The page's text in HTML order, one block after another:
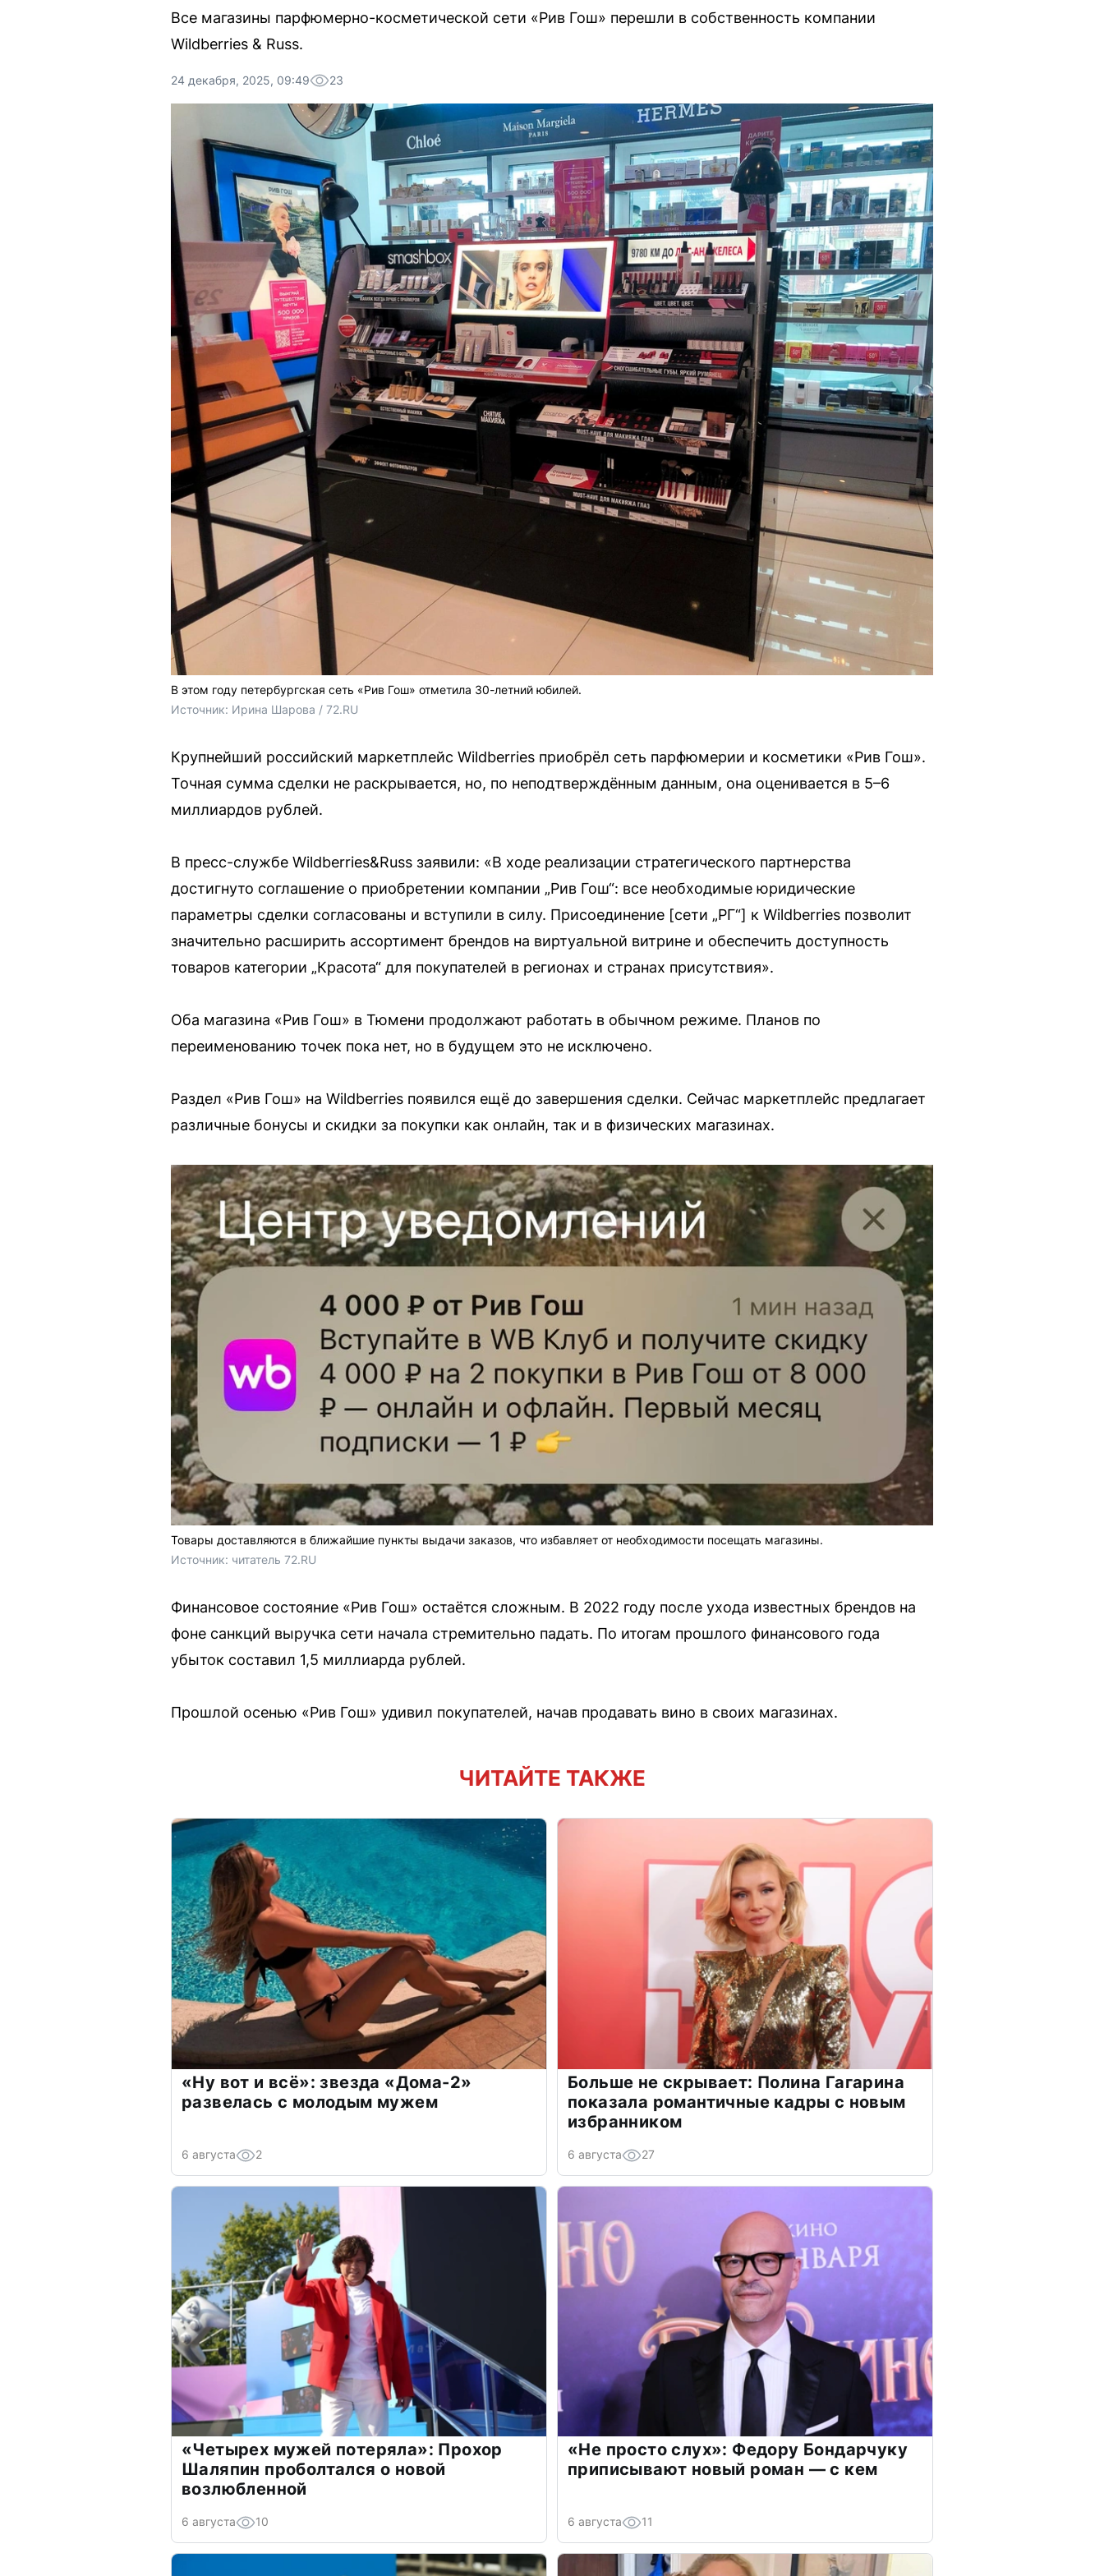
Все магазины парфюмерно-косметической сети «Рив Гош» перешли в собственность компании
Wildberries & Russ.
24 декабря, 2025, 09:49 23
В этом году петербургская сеть «Рив Гош» отметила 30-летний юбилей.
Источник: Ирина Шарова / 72.RU
Крупнейший российский маркетплейс Wildberries приобрёл сеть парфюмерии и косметики «Рив Гош».
Точная сумма сделки не раскрывается, но, по неподтверждённым данным, она оценивается в 5–6
миллиардов рублей.
В пресс-службе Wildberries&Russ заявили: «В ходе реализации стратегического партнерства
достигнуто соглашение о приобретении компании „Рив Гош“: все необходимые юридические
параметры сделки согласованы и вступили в силу. Присоединение [сети „РГ“] к Wildberries позволит
значительно расширить ассортимент брендов на виртуальной витрине и обеспечить доступность
товаров категории „Красота“ для покупателей в регионах и странах присутствия».
Оба магазина «Рив Гош» в Тюмени продолжают работать в обычном режиме. Планов по
переименованию точек пока нет, но в будущем это не исключено.
Раздел «Рив Гош» на Wildberries появился ещё до завершения сделки. Сейчас маркетплейс предлагает
различные бонусы и скидки за покупки как онлайн, так и в физических магазинах.
Товары доставляются в ближайшие пункты выдачи заказов, что избавляет от необходимости посещать магазины.
Источник: читатель 72.RU
Финансовое состояние «Рив Гош» остаётся сложным. В 2022 году после ухода известных брендов на
фоне санкций выручка сети начала стремительно падать. По итогам прошлого финансового года
убыток составил 1,5 миллиарда рублей.
Прошлой осенью «Рив Гош» удивил покупателей, начав продавать вино в своих магазинах.
ЧИТАЙТЕ ТАКЖЕ
«Ну вот и всё»: звезда «Дома-2»
развелась с молодым мужем
6 августа 2
Больше не скрывает: Полина Гагарина
показала романтичные кадры с новым
избранником
6 августа 27
«Четырех мужей потеряла»: Прохор
Шаляпин проболтался о новой
возлюбленной
6 августа 10
«Не просто слух»: Федору Бондарчуку
приписывают новый роман — с кем
6 августа 11